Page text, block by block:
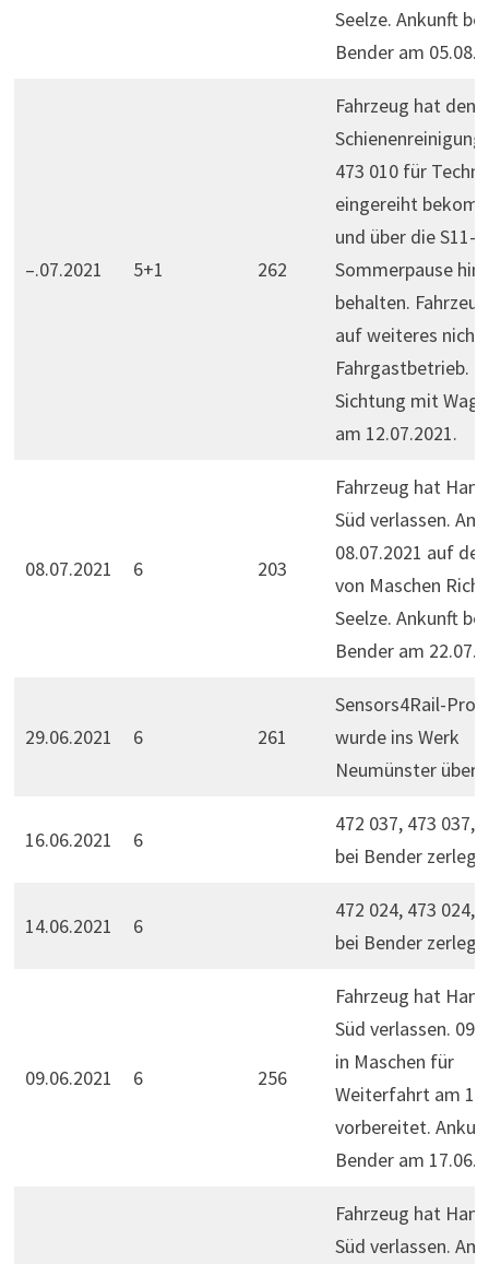
Seelze. Ankunft bei
Bender am
–.07.2021 5+1 262
Fahrzeug hat den
473 010 für
eingereiht
und über die S11-
Sommerpause
behalten.
auf weiteres nicht
Fahrgastbetrieb.
Sichtung mit
am 12.07.2021.
08.07.2021 6 203
Fahrzeug hat
Süd verlassen. Am
08.07.2021 auf
von Maschen
Seelze. Ankunft bei
Bender am
29.06.2021 6 261
Sensors4Rail-
wurde ins Werk
Neumünster
16.06.2021 6
472 037, 473 037,
bei Bender zerlegt.
14.06.2021 6
472 024, 473 024,
bei Bender zerlegt.
09.06.2021 6 256
Fahrzeug hat
Süd verlassen.
in Maschen für
Weiterfahrt am
vorbereitet.
Bender am
Fahrzeug hat
Süd verlassen. Am